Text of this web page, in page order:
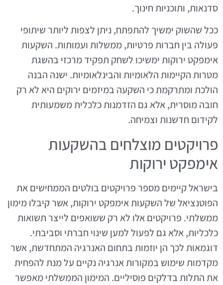
סדנאות, ותוכניות חינוך.
ככל שהשוק ימשיך להתפתח, ניתן לצפות ליותר שיתופי
פעולה בין חברות פרטיות, ממשלות ועמותות. השקעות
אימפקט ירוקות ימשיכו לשחק תפקיד מרכזי בהשגת
מטרות הקיימות הלאומיות והבינלאומיות. ישנה הבנה
הולכת ומתרקמת כי השקעה במיזמים ירוקים היא לא רק
חובה מוסרית, אלא גם הזדמנות כלכלית משמעותית
לקידום חדשנות וצמיחה.
פרויקטים מוצלחים בהשקעות
אימפקט ירוקות
בישראל קיימים מספר פרויקטים בולטים הממחישים את
הפוטנציאל של השקעות אימפקט ירוקות, אשר קיבלו מימון
ממשלתי. פרויקטים אלו לא רק ששואפים לייצר תשואות
כלכליות, אלא גם לפעול למען שינוי חברתי וסביבתי.
דוגמאות לכך הן יוזמות בתחום האנרגיה המתחדשת, אשר
מקדמות שימוש במקורות אנרגיה נקיים על מנת להפחית
את התלות בדלקים פוסיליים. המימון הממשלתי מאפשר